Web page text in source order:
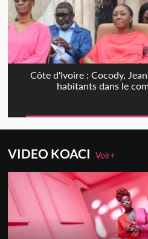
Côte d'Ivoire : Cocody,
habitants dans le
VIDEO KOACIVoir+